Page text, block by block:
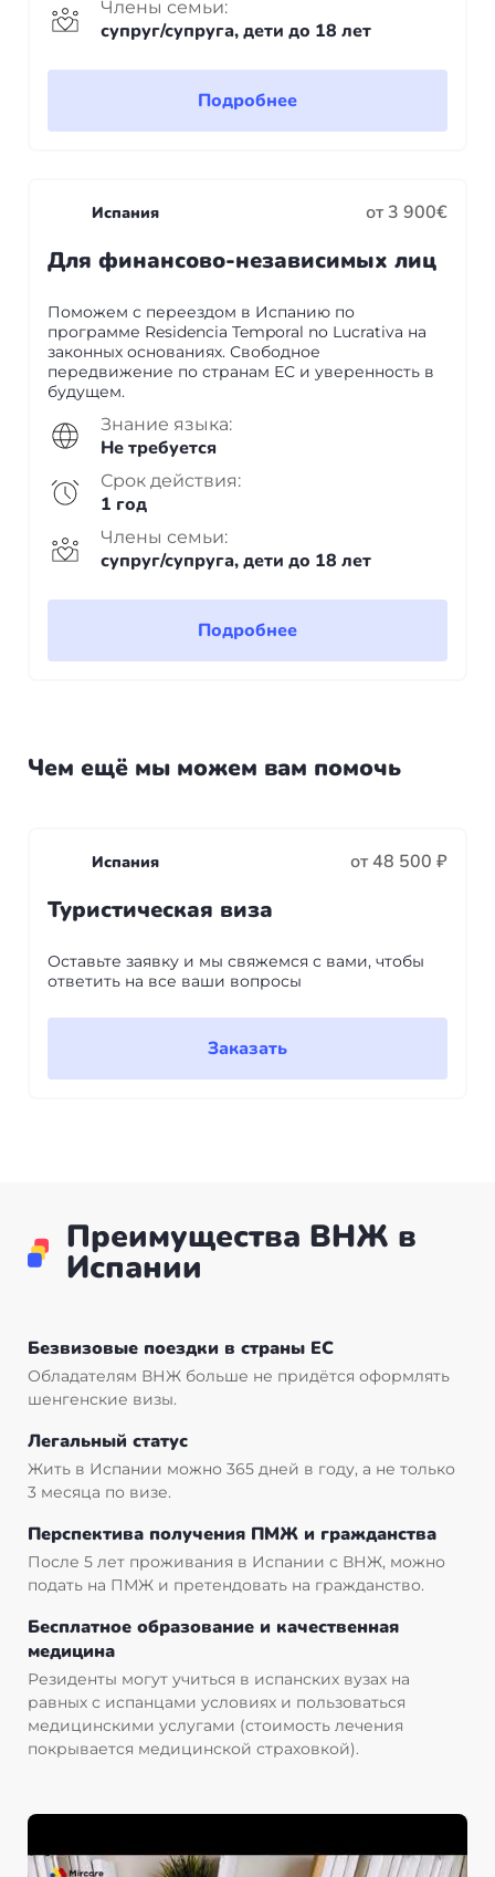
Члены семьи:
супруг/супруга, дети до 18 лет
Подробнее
Испания от 3 900€
Для финансово-независимых лиц
Поможем с переездом в Испанию по
программе Residencia Temporal no Lucrativa на
законных основаниях. Свободное
передвижение по странам ЕС и уверенность в
будущем.
Знание языка:
Не требуется
Срок действия:
1 год
Члены семьи:
супруг/супруга, дети до 18 лет
Подробнее
Чем ещё мы можем вам помочь
Испания от 48 500 ₽
Туристическая виза
Оставьте заявку и мы свяжемся с вами, чтобы
ответить на все ваши вопросы
Заказать
Преимущества ВНЖ в
Испании
Безвизовые поездки в страны ЕС
Обладателям ВНЖ больше не придётся оформлять
шенгенские визы.
Легальный статус
Жить в Испании можно 365 дней в году, а не только
3 месяца по визе.
Перспектива получения ПМЖ и гражданства
После 5 лет проживания в Испании с ВНЖ, можно
подать на ПМЖ и претендовать на гражданство.
Бесплатное образование и качественная
медицина
Резиденты могут учиться в испанских вузах на
равных с испанцами условиях и пользоваться
медицинскими услугами (стоимость лечения
покрывается медицинской страховкой).